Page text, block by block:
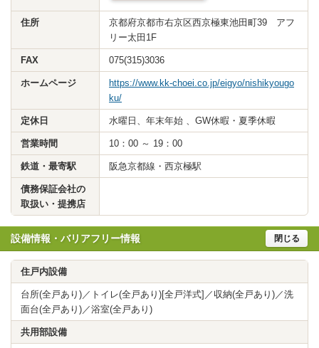
住所
京都府京都市右京区西京極東池田町39 アフ
リー太田1F
FAX 075(315)3036
ホームページ
https://www.kk-choei.co.jp/eigyo/nishikyougo
ku/
定休日 水曜日、年末年始 、GW休暇・夏季休暇
営業時間 10：00 ～ 19：00
鉄道・最寄駅 阪急京都線・西京極駅
債務保証会社の
取扱い・提携店
設備情報・バリアフリー情報 閉じる
住戸内設備
台所(全戸あり)／トイレ(全戸あり)[全戸洋式]／収納(全戸あり)／洗
面台(全戸あり)／浴室(全戸あり)
共用部設備